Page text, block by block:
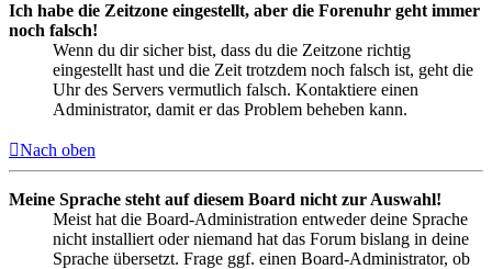
Ich habe die Zeitzone eingestellt, aber die Forenuhr geht immer
noch falsch!
Wenn du dir sicher bist, dass du die Zeitzone richtig
eingestellt hast und die Zeit trotzdem noch falsch ist, geht die
Uhr des Servers vermutlich falsch. Kontaktiere einen
Administrator, damit er das Problem beheben kann.
Nach oben
Meine Sprache steht auf diesem Board nicht zur Auswahl!
Meist hat die Board-Administration entweder deine Sprache
nicht installiert oder niemand hat das Forum bislang in deine
Sprache übersetzt. Frage ggf. einen Board-Administrator, ob